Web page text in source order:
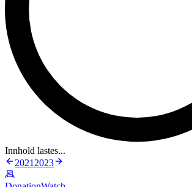
Innhold lastes...
2021 2023